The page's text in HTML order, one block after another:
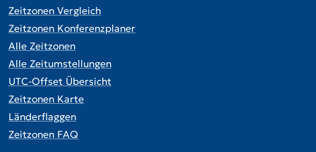
Zeitzonen Vergleich
Zeitzonen Konferenzplaner
Alle Zeitzonen
Alle Zeitumstellungen
UTC-Offset Übersicht
Zeitzonen Karte
Länderflaggen
Zeitzonen FAQ